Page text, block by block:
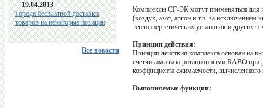
19.04.2013
Города бесплатной доставки
товаров на некоторые позиции
Все новости
Комплексы СГ-ЭК могут применяться для
(воздух, азот, аргон и т.п. за
теплоэнергетических установок и других
Принцип действия:
Принцип действия комплекса основан на
счетчиками газа ротационными RABO при
коэффициента сжимаемости,
Выполняемые функции: